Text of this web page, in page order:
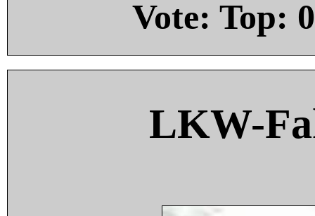
Vote: Top: 0
LKW-